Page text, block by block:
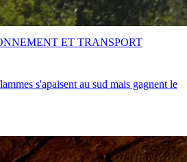
s'apaisent au sud mais gagnent le
ET TRANSPORT